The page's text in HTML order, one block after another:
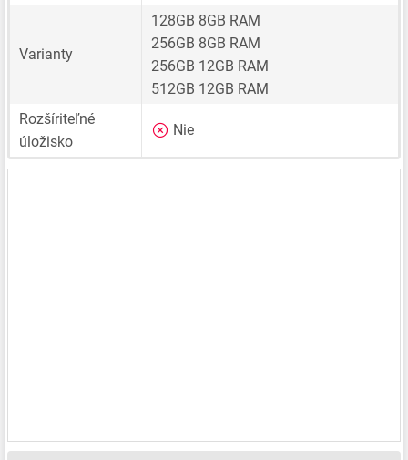
Varianty
128GB 8GB RAM
256GB 8GB RAM
256GB 12GB RAM
512GB 12GB RAM
Rozšíriteľné
úložisko
Nie